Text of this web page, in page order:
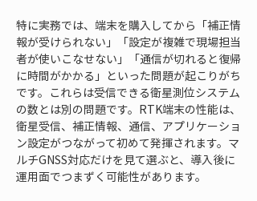
特に実務では、端末を購入してから「補正情
報が受けられない」「設定が複雑で現場担当
者が使いこなせない」「通信が切れると復帰
に時間がかかる」といった問題が起こりがち
です。これらは受信できる衛星測位システム
の数とは別の問題です。RTK端末の性能は、
衛星受信、補正情報、通信、アプリケーショ
ン設定がつながって初めて発揮されます。マ
ルチGNSS対応だけを見て選ぶと、導入後に
運用面でつまずく可能性があります。